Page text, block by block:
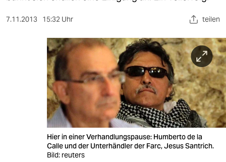
berlin
wahrheit
veranstaltungen
7.11.2013 15:32 Uhr teilen
Hier in einer Verhandlungspause: Humberto de la
Calle und der Unterhändler der Farc, Jesus Santrich.
Bild: reuters